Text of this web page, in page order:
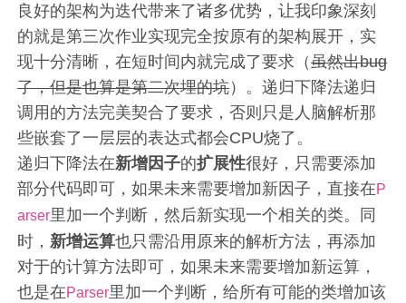
良好的架构为迭代带来了诸多优势，让我印象深刻
的就是第三次作业实现完全按原有的架构展开，实
现十分清晰，在短时间内就完成了要求（虽然出bug
了，但是也算是第二次埋的坑）。递归下降法递归
调用的方法完美契合了要求，否则只是人脑解析那
些嵌套了一层层的表达式都会CPU烧了。
递归下降法在新增因子的扩展性很好，只需要添加
部分代码即可，如果未来需要增加新因子，直接在P
arser里加一个判断，然后新实现一个相关的类。同
时， 新增运算也只需沿用原来的解析方法，再添加
对于的计算方法即可，如果未来需要增加新运算，
也是在Parser里加一个判断，给所有可能的类增加该